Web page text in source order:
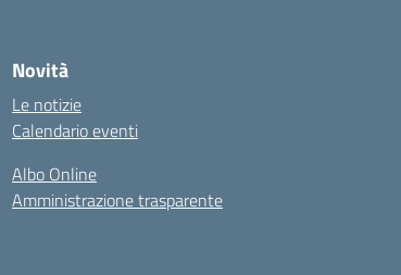
Novità
Le notizie
Calendario eventi
Albo Online
Amministrazione trasparente